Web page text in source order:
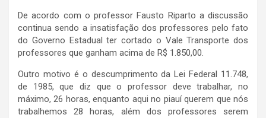
De acordo com o professor Fausto Riparto a discussão
continua sendo a insatisfação dos professores pelo fato
do Governo Estadual ter cortado o Vale Transporte dos
professores que ganham acima de R$ 1.850,00.
Outro motivo é o descumprimento da Lei Federal 11.748,
de 1985, que diz que o professor deve trabalhar, no
máximo, 26 horas, enquanto aqui no piauí querem que nós
trabalhemos 28 horas, além dos professores serem